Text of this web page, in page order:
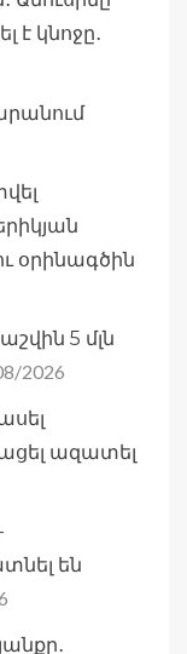
կնոջը․
օրինագծին
5 մլն
2026
ազատել
են